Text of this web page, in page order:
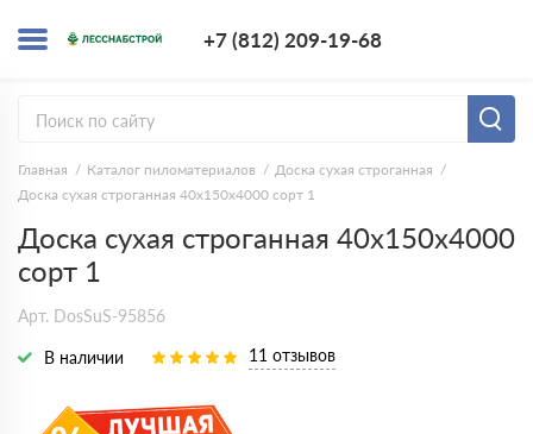
+7 (812) 209-19-68
Главная Каталог пиломатериалов
Доска сухая строганная
Доска сухая строганная 40х150х4000 сорт 1
Доска сухая строганная 40х150х4000
сорт 1
Арт. DosSuS-95856
В наличии 11 отзывов